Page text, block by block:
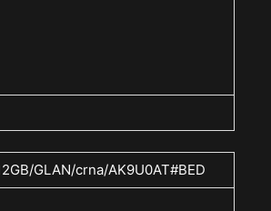
GLAN/crna/AK9U0AT#BED